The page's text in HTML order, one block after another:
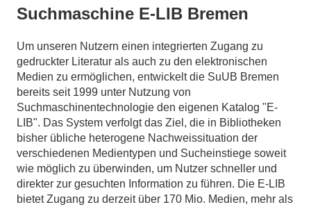
Suchmaschine E-LIB Bremen
Um unseren Nutzern einen integrierten Zugang zu
gedruckter Literatur als auch zu den elektronischen
Medien zu ermöglichen, entwickelt die SuUB Bremen
bereits seit 1999 unter Nutzung von
Suchmaschinentechnologie den eigenen Katalog "E-
LIB". Das System verfolgt das Ziel, die in Bibliotheken
bisher übliche heterogene Nachweissituation der
verschiedenen Medientypen und Sucheinstiege soweit
wie möglich zu überwinden, um Nutzer schneller und
direkter zur gesuchten Information zu führen. Die E-LIB
bietet Zugang zu derzeit über 170 Mio. Medien, mehr als